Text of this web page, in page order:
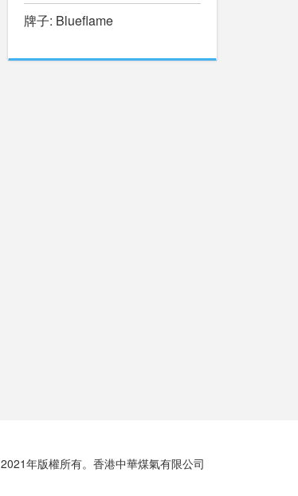
牌子: Blueflame
2021年版權所有。香港中華煤氣有限公司